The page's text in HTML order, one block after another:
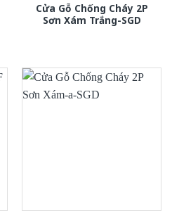
Cửa Gỗ Chống Cháy 2P
Sơn Xám Trắng-SGD